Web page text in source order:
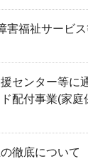
害福祉サービ
センター等に
配付事業(家庭
徹底について